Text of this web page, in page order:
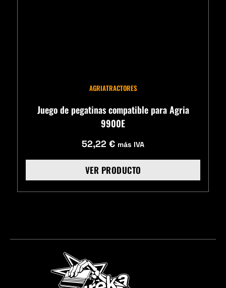
AGRIATRACTORES
Juego de pegatinas compatible para Agria
9900E
52,22 € más IVA
VER PRODUCTO